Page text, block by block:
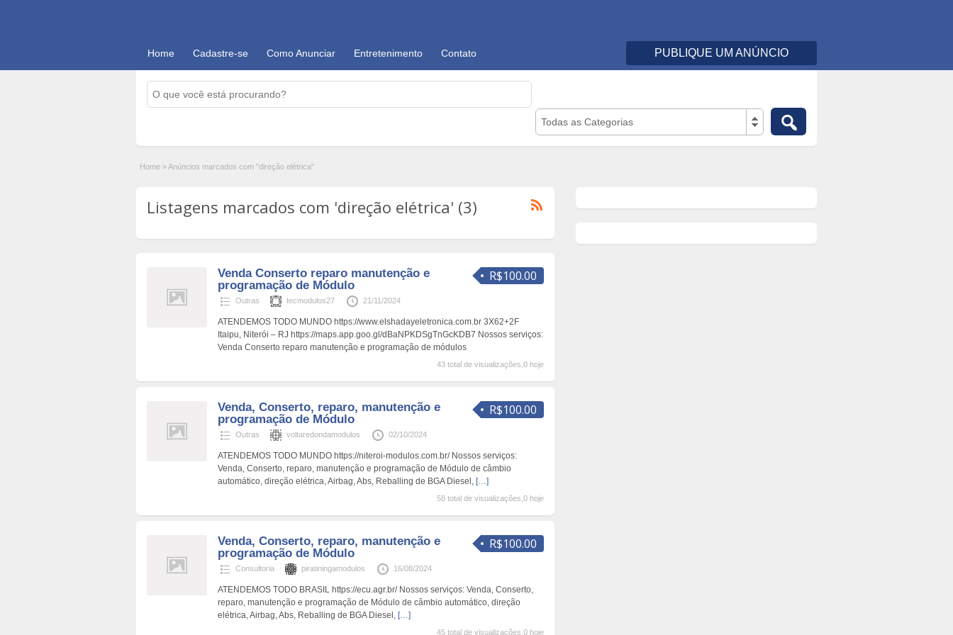
Home Cadastre-se Como Anunciar Entretenimento Contato PUBLIQUE UM ANÚNCIO
Todas as Categorias
Home »Anúncios marcados com "direção elétrica"
Listagens marcados com 'direção elétrica' (3)
R$100.00
Venda Conserto reparo manutenção e
programação de Módulo
Outras tecmodulos27 21/11/2024
ATENDEMOS TODO MUNDO https://www.elshadayeletronica.com.br 3X62+2F
Itaipu, Niterói – RJ https://maps.app.goo.gl/dBaNPKDSgTnGcKDB7 Nossos serviços:
Venda Conserto reparo manutenção e programação de módulos
43 total de visualizações,0 hoje
R$100.00
Venda, Conserto, reparo, manutenção e
programação de Módulo
Outras voltaredondamodulos 02/10/2024
ATENDEMOS TODO MUNDO https://niteroi-modulos.com.br/ Nossos serviços:
Venda, Conserto, reparo, manutenção e programação de Módulo de câmbio
automático, direção elétrica, Airbag, Abs, Reballing de BGA Diesel, […]
58 total de visualizações,0 hoje
R$100.00
Venda, Conserto, reparo, manutenção e
programação de Módulo
Consultoria piratiningamodulos 16/08/2024
ATENDEMOS TODO BRASIL https://ecu.agr.br/ Nossos serviços: Venda, Conserto,
reparo, manutenção e programação de Módulo de câmbio automático, direção
elétrica, Airbag, Abs, Reballing de BGA Diesel, […]
45 total de visualizações,0 hoje